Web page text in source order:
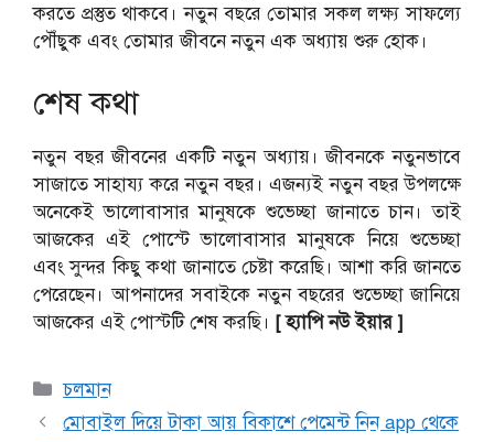
করতে প্রস্তুত থাকবে। নতুন বছরে তোমার সকল লক্ষ্য সাফল্যে
পৌঁছুক এবং তোমার জীবনে নতুন এক অধ্যায় শুরু হোক।
শেষ কথা
নতুন বছর জীবনের একটি নতুন অধ্যায়। জীবনকে নতুনভাবে
সাজাতে সাহায্য করে নতুন বছর। এজন্যই নতুন বছর উপলক্ষে
অনেকেই ভালোবাসার মানুষকে শুভেচ্ছা জানাতে চান। তাই
আজকের এই পোস্টে ভালোবাসার মানুষকে নিয়ে শুভেচ্ছা
এবং সুন্দর কিছু কথা জানাতে চেষ্টা করেছি। আশা করি জানতে
পেরেছেন। আপনাদের সবাইকে নতুন বছরের শুভেচ্ছা জানিয়ে
আজকের এই পোস্টটি শেষ করছি। [ হ্যাপি নউ ইয়ার ]
Categories
চলমান
মোবাইল দিয়ে টাকা আয় বিকাশে পেমেন্ট নিন app থেকে